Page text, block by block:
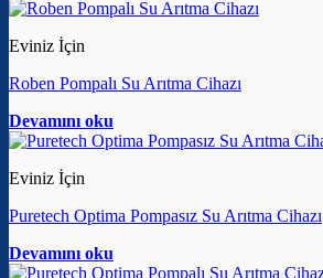
Eviniz İçin
Roben Pompalı Su Arıtma Cihazı
Devamını oku
Eviniz İçin
Puretech Optima Pompasız Su Arıtma Cihazı
Devamını oku